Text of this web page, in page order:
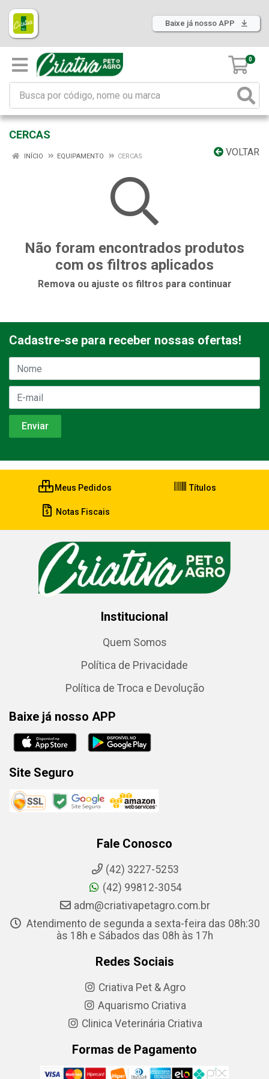
Baixe já nosso APP
0
CERCAS
VOLTAR
INÍCIO EQUIPAMENTO CERCAS
Não foram encontrados produtos
com os filtros aplicados
Remova ou ajuste os filtros para continuar
Cadastre-se para receber nossas ofertas!
Meus Pedidos Títulos
Notas Fiscais
Institucional
Quem Somos
Política de Privacidade
Política de Troca e Devolução
Baixe já nosso APP
Site Seguro
Fale Conosco
(42) 3227-5253
(42) 99812-3054
adm@criativapetagro.com.br
Atendimento de segunda a sexta-feira das 08h:30
às 18h e Sábados das 08h às 17h
Redes Sociais
Criativa Pet & Agro
Aquarismo Criativa
Clinica Veterinária Criativa
Formas de Pagamento